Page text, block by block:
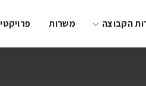
הקבוצה משרות